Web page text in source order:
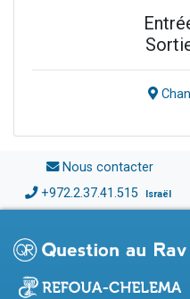
Nous contacter
+972.2.37.41.515 Israël